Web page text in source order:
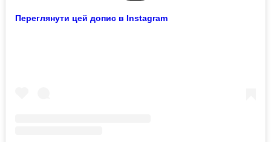
Переглянути цей допис в Instagram